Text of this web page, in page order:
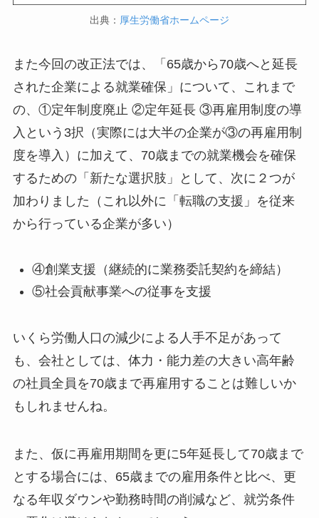
出典： 厚生労働省ホームページ
また今回の改正法では、「65歳から70歳へと延長
された企業による就業確保」について、これまで
の、①定年制度廃止 ②定年延長 ③再雇用制度の導
入という3択（実際には大半の企業が③の再雇用制
度を導入）に加えて、70歳までの就業機会を確保
するための「新たな選択肢」として、次に２つが
加わりました（これ以外に「転職の支援」を従来
から行っている企業が多い）
④創業支援（継続的に業務委託契約を締結）
⑤社会貢献事業への従事を支援
いくら労働人口の減少による人手不足があって
も、会社としては、体力・能力差の大きい高年齢
の社員全員を70歳まで再雇用することは難しいか
もしれませんね。
また、仮に再雇用期間を更に5年延長して70歳まで
とする場合には、65歳までの雇用条件と比べ、更
なる年収ダウンや勤務時間の削減など、就労条件